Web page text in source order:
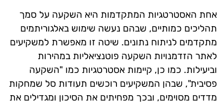
אחת האסטרטגיות המתקדמות היא השקעה על סמך
תהליכים כמותיים, שבהם נעשה שימוש באלגוריתמים
מתקדמים לניתוח נתונים. שיטה זו מאפשרת למשקיעים
לאתר הזדמנויות השקעה פוטנציאליות במהירות
וביעילות. כמו כן, קיימות אסטרטגיות כמו "השקעה
פסיבית", שבהן המשקיעים רוכשים תעודות סל שמחקות
מדדים מסוימים, ובכך מפחיתים את הסיכון ומגדילים את